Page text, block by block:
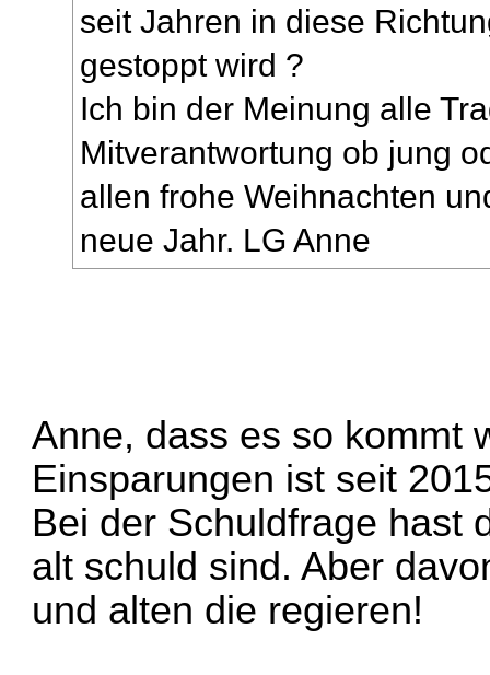
seit Jahren in diese
gestoppt wird ?
Ich bin der Meinung alle
Mitverantwortung ob jung
allen frohe Weihnachten
neue Jahr. LG Anne
Anne, dass es so kommt
Einsparungen ist seit
Bei der Schuldfrage hast
alt schuld sind. Aber
und alten die regieren!